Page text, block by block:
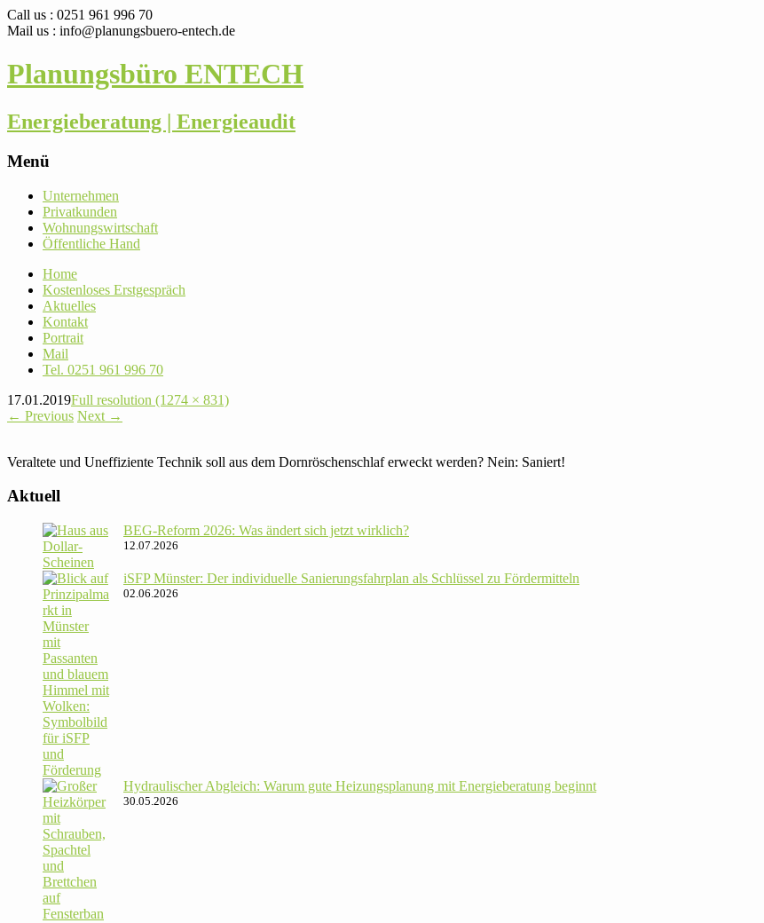
Call us : 0251 961 996 70
Mail us : info@planungsbuero-entech.de
Planungsbüro ENTECH
Energieberatung | Energieaudit
Menü
Skip
content
Unter­nehmen
Pri­vat­kunden
Woh­nungs­wirt­schaft
Öffent­liche Hand
Home
Kos­ten­loses Erstgespräch
Aktu­elles
Kontakt
Por­trait
Mail
Tel. 0251 961 996 70
17.01.2019Full resolution (1274 × 831)
← Previous Next →
Ver­al­tete und Unef­fi­zi­ente Technik soll aus dem Dorn­rös­chen­schlaf erweckt werden? Nein: Saniert!
Aktuell
BEG-Reform 2026: Was ändert sich jetzt wirklich?
12.07.2026
iSFP Münster: Der indi­vi­du­elle Sanie­rungs­fahr­plan als Schlüssel zu Fördermitteln
02.06.2026
Hydrau­li­scher Abgleich: Warum gute Hei­zungs­pla­nung mit Energie­beratung beginnt
30.05.2026